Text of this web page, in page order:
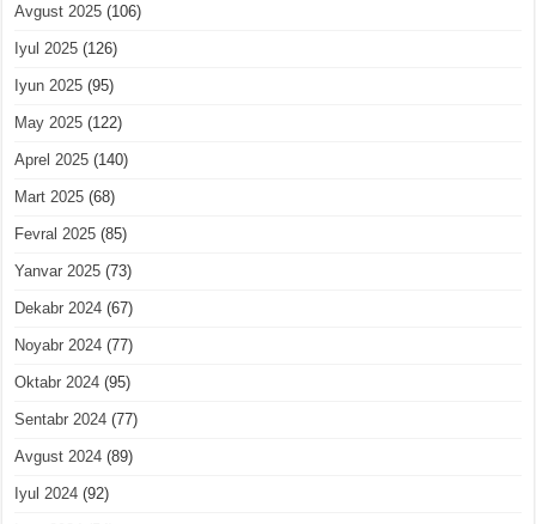
Avgust 2025 (106)
Iyul 2025 (126)
Iyun 2025 (95)
May 2025 (122)
Aprel 2025 (140)
Mart 2025 (68)
Fevral 2025 (85)
Yanvar 2025 (73)
Dekabr 2024 (67)
Noyabr 2024 (77)
Oktabr 2024 (95)
Sentabr 2024 (77)
Avgust 2024 (89)
Iyul 2024 (92)